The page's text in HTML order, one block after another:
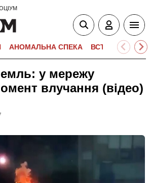
АНОМАЛЬНА СПЕКА ВСТУПНА
у мережу
влучання (відео)